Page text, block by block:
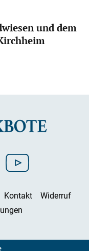
und dem
Kontakt
Widerruf